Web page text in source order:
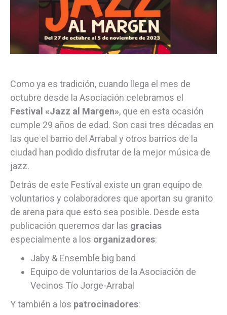
Como ya es tradición, cuando llega el mes de
octubre desde la Asociación celebramos el
Festival «Jazz al Margen», que en esta ocasión
cumple 29 años de edad. Son casi tres décadas en
las que el barrio del Arrabal y otros barrios de la
ciudad han podido disfrutar de la mejor música de
jazz.
Detrás de este Festival existe un gran equipo de
voluntarios y colaboradores que aportan su granito
de arena para que esto sea posible. Desde esta
publicación queremos dar las gracias
especialmente a los organizadores:
Jaby & Ensemble big band
Equipo de voluntarios de la Asociación de
Vecinos Tío Jorge-Arrabal
Y también a los patrocinadores: